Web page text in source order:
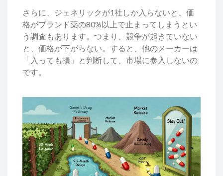
さらに、ジェネリックが1社しか入らないと、価
格がブランド薬の80%以上で止まってしまうとい
う調査もあります。つまり、競争が起きていない
と、価格が下がらない。すると、他のメーカーは
「入っても損」と判断して、市場に参入しないの
です。